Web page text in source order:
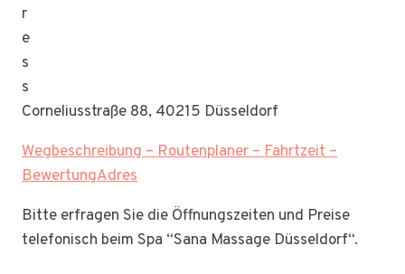
Corneliusstraße 88, 40215 Düsseldorf
Wegbeschreibung – Routenplaner – Fahrtzeit –
BewertungAdres
Bitte erfragen Sie die Öffnungszeiten und Preise
telefonisch beim Spa “Sana Massage Düsseldorf“.